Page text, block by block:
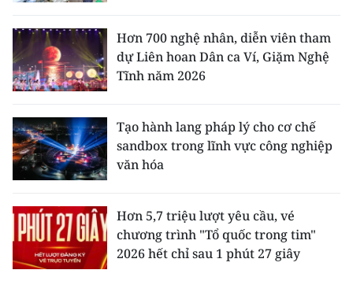
Hơn 700 nghệ nhân, diễn viên tham
dự Liên hoan Dân ca Ví, Giặm Nghệ
Tĩnh năm 2026
Tạo hành lang pháp lý cho cơ chế
sandbox trong lĩnh vực công nghiệp
văn hóa
Hơn 5,7 triệu lượt yêu cầu, vé
chương trình "Tổ quốc trong tim"
2026 hết chỉ sau 1 phút 27 giây